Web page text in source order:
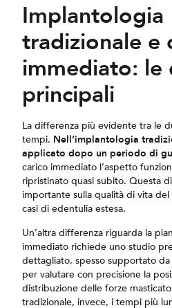
Implantologia
tradizionale e
immediato: le
principali
La differenza più evidente tra le
tempi. Nell’implantologia
applicato dopo un periodo di
carico immediato l’aspetto
ripristinato quasi subito. Questa
importante sulla qualità di vita
casi di edentulia estesa.
Un’altra differenza riguarda la
immediato richiede uno studio
dettagliato, spesso supportato da
per valutare con precisione la
distribuzione delle forze
tradizionale, invece, i tempi più